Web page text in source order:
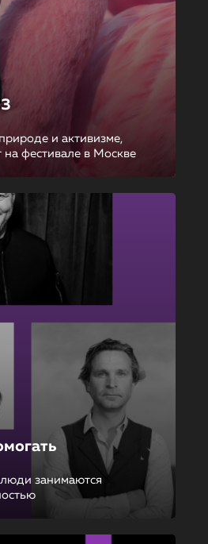
и активизме,
на фестивале в Москве
занимаются